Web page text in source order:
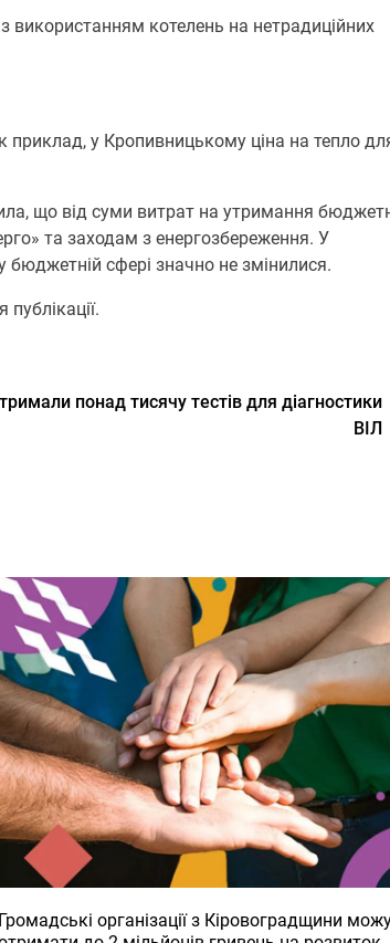
котелень на нетрадиційних
приклад, у Кропивницькому ціна на тепло
що від суми витрат на утримання
та заходам з енергозбереження. У
бюджетній сфері значно не змінилися.
понад тисячу тестів для діагностики
ВІЛ
Громадські організації з Кіровоградщини